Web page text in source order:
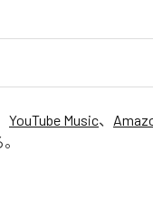
YouTube Music、